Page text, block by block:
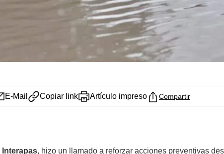
E-Mail Copiar link Artículo impreso Compartir
Interapas, hizo un llamado a reforzar acciones preventivas